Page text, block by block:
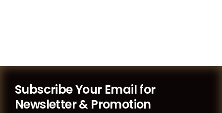
Subscribe Your Email for
Newsletter & Promotion